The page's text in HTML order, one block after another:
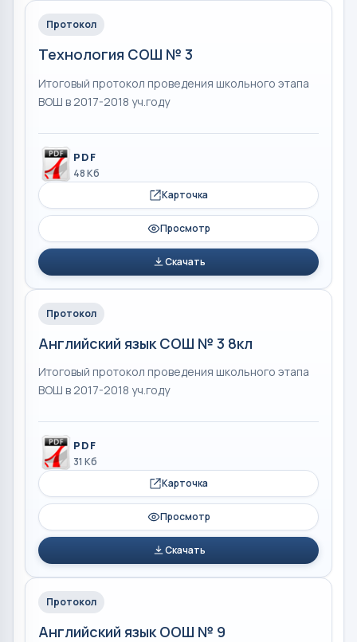
Протокол
Технология СОШ № 3
Итоговый протокол проведения школьного этапа
ВОШ в 2017-2018 уч.году
PDF
48 Кб
Карточка
Просмотр
Скачать
Протокол
Английский язык СОШ № 3 8кл
Итоговый протокол проведения школьного этапа
ВОШ в 2017-2018 уч.году
PDF
31 Кб
Карточка
Просмотр
Скачать
Протокол
Английский язык ООШ № 9